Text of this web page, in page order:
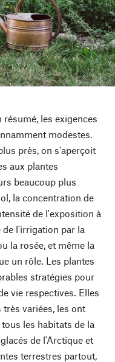
les exigences
modestes.
près, on s'aperçoit
aux plantes
beaucoup plus
la concentration de
de l'exposition à
de l'irrigation par la
la rosée, et même la
un rôle. Les plantes
stratégies pour
vie respectives. Elles
variées, les ont
les habitats de la
de l'Arctique et
terrestres partout,